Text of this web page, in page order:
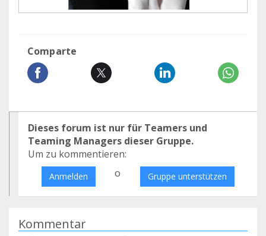
Comparte
Dieses forum ist nur für Teamers und
Teaming Managers dieser Gruppe.
Um zu kommentieren:
Anmelden o Gruppe unterstützen
Kommentar